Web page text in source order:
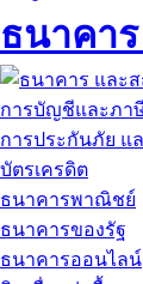
ธนาคา
การบัญชีและภา
การประกันภัย แ
บัตรเครดิต
ธนาคารพาณิชย์
ธนาคารของรัฐ
ธนาคารออนไลน์